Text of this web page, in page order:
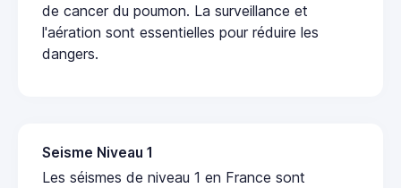
de cancer du poumon. La surveillance et
l'aération sont essentielles pour réduire les
dangers.
Seisme Niveau 1
Les séismes de niveau 1 en France sont